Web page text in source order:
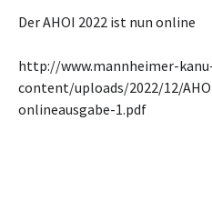
Der AHOI 2022 ist nun online
http://www.mannheimer-
content/uploads/2022/12/
onlineausgabe-1.pdf